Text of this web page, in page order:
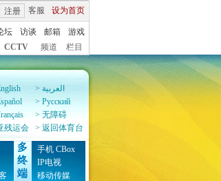
客服 设为首页
注册
坛 访谈 邮箱
游戏
CCTV 频道 栏目
> العربية
> Pусский
> 无障碍
残运会
> 返回体育台
多
终
端
手机 CBox
IP电视
移动传媒